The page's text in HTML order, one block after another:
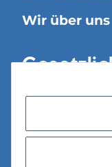
Wir über uns
Datenschutz